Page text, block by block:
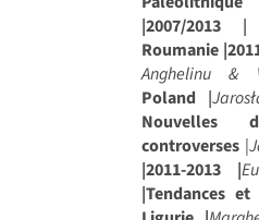
|2007/2013 |
Roumanie
Anghelinu &
Poland |
Nouvelles
controverses |
|2011-2013 |
|Tendances